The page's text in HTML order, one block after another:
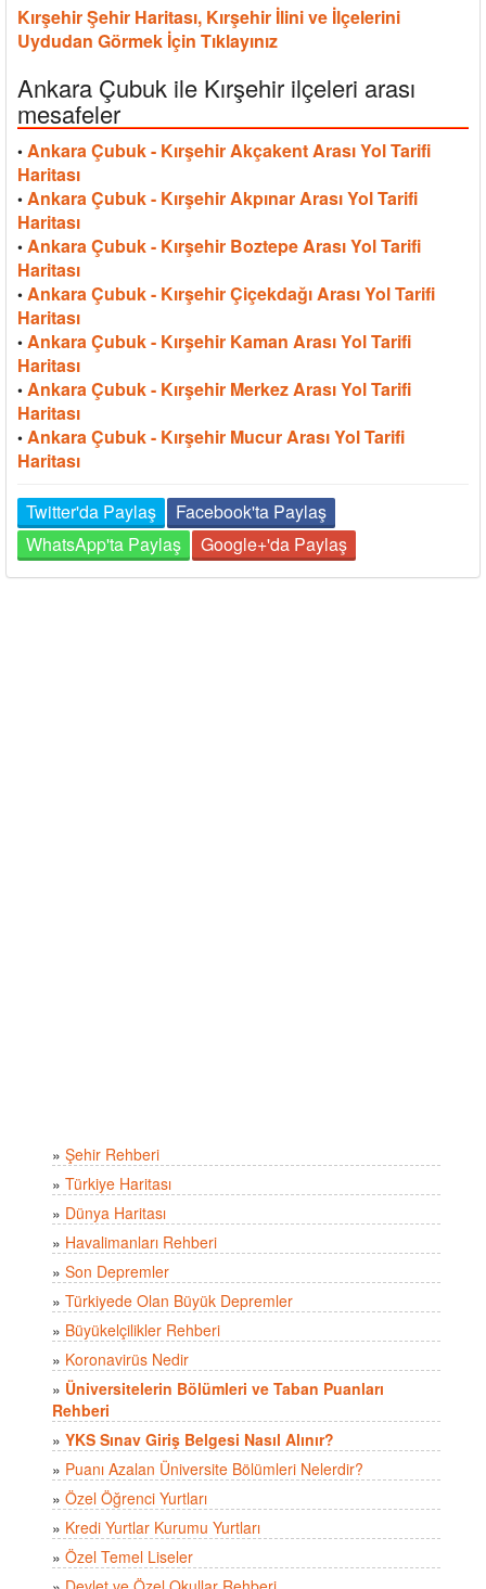
Kırşehir Şehir Haritası, Kırşehir İlini ve İlçelerini
Uydudan Görmek İçin Tıklayınız
Ankara Çubuk ile Kırşehir ilçeleri arası
mesafeler
• Ankara Çubuk - Kırşehir Akçakent Arası Yol Tarifi
Haritası
• Ankara Çubuk - Kırşehir Akpınar Arası Yol Tarifi
Haritası
• Ankara Çubuk - Kırşehir Boztepe Arası Yol Tarifi
Haritası
• Ankara Çubuk - Kırşehir Çiçekdağı Arası Yol Tarifi
Haritası
• Ankara Çubuk - Kırşehir Kaman Arası Yol Tarifi
Haritası
• Ankara Çubuk - Kırşehir Merkez Arası Yol Tarifi
Haritası
• Ankara Çubuk - Kırşehir Mucur Arası Yol Tarifi
Haritası
Twitter'da Paylaş
Facebook'ta Paylaş
WhatsApp'ta Paylaş
Google+'da Paylaş
» Şehir Rehberi
» Türkiye Haritası
» Dünya Haritası
» Havalimanları Rehberi
» Son Depremler
» Türkiyede Olan Büyük Depremler
» Büyükelçilikler Rehberi
» Koronavirüs Nedir
» Üniversitelerin Bölümleri ve Taban Puanları
Rehberi
» YKS Sınav Giriş Belgesi Nasıl Alınır?
» Puanı Azalan Üniversite Bölümleri Nelerdir?
» Özel Öğrenci Yurtları
» Kredi Yurtlar Kurumu Yurtları
» Özel Temel Liseler